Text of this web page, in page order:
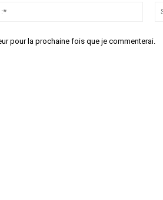
Email
pour la prochaine fois que je commenterai.